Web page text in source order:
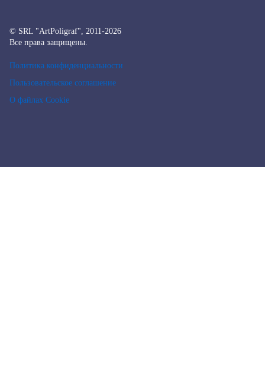
© SRL "ArtPoligraf", 2011-2026
Все права защищены.
Политика конфиденциальности
Пользовательское соглашение
О файлах Cookie